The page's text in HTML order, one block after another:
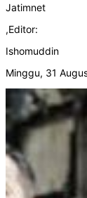
Jatimnet
,Editor:
Ishomuddin
Minggu, 31